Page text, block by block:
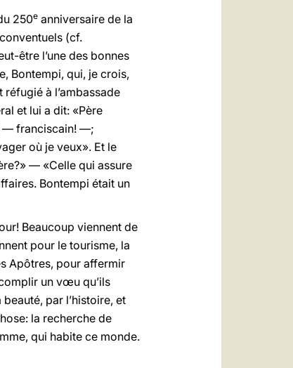
250e anniversaire de la
(cf.
être l’une des bonnes
Bontempi, qui, je crois,
à l’ambassade
et lui a dit: «Père
— franciscain! —;
où je veux». Et le
— «Celle qui assure
Bontempi était un
Beaucoup viennent de
pour le tourisme, la
Apôtres, pour affermir
un vœu qu’ils
par l’histoire, et
la recherche de
qui habite ce monde.